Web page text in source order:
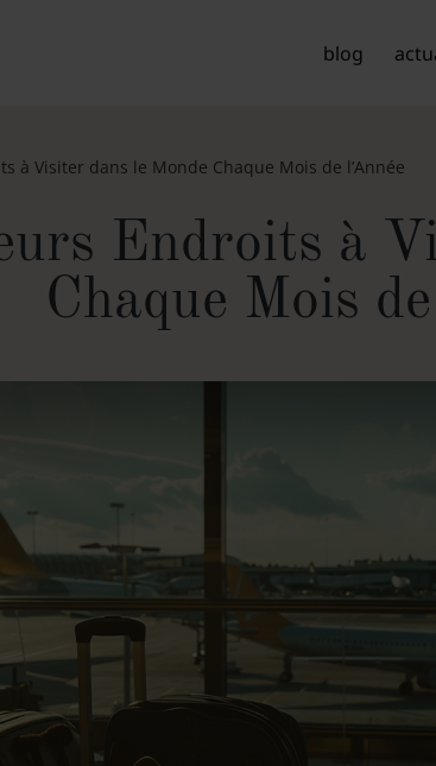
blog
à Visiter dans le Monde Chaque Mois de l’Année
Endroits à
Chaque Mois